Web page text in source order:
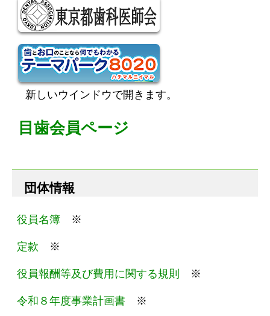
新しいウインドウで開きます。
目歯会員ページ
団体情報
役員名簿 ※
定款 ※
役員報酬等及び費用に関する規則 ※
令和８年度事業計画書 ※